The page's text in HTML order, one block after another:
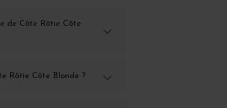
de Côte Rôtie Côte
Rôtie Côte Blonde ?